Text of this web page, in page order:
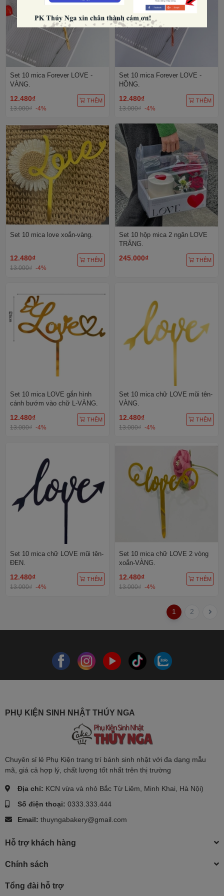
Set 10 mica Forever LOVE -
VÀNG.
12.480₫
13.000₫ -4%
THÊM
Set 10 mica Forever LOVE -
HỒNG.
12.480₫
13.000₫ -4%
THÊM
Set 10 mica love xoắn-vàng.
12.480₫
13.000₫ -4%
THÊM
Set 10 hộp mica 2 ngăn LOVE
TRẮNG.
245.000₫ THÊM
Set 10 mica LOVE gắn hình
cánh bướm vào chữ L-VÀNG.
12.480₫
13.000₫ -4%
THÊM
Set 10 mica chữ LOVE mũi tên-
VÀNG.
12.480₫
13.000₫ -4%
THÊM
Set 10 mica chữ LOVE mũi tên-
ĐEN.
12.480₫
13.000₫ -4%
THÊM
Set 10 mica chữ LOVE 2 vòng
xoắn-VÀNG.
12.480₫
13.000₫ -4%
THÊM
1 2
PHỤ KIỆN SINH NHẬT THÚY NGA
Chuyên sỉ lẻ Phụ Kiện trang trí bánh sinh nhật với đa dạng mẫu
mã, giá cả hợp lý, chất lượng tốt nhất trên thị trường
Địa chỉ: KCN vừa và nhỏ Bắc Từ Liêm, Minh Khai, Hà Nội)
Số điện thoại: 0333.333.444
Email: thuyngabakery@gmail.com
Hỗ trợ khách hàng
Chính sách
Tổng đài hỗ trợ